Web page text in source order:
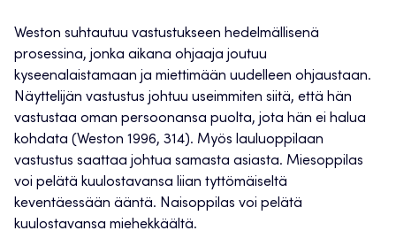
Weston suhtautuu vastustukseen hedelmällisenä
prosessina, jonka aikana ohjaaja joutuu
kyseenalaistamaan ja miettimään uudelleen ohjaustaan.
Näyttelijän vastustus johtuu useimmiten siitä, että hän
vastustaa oman persoonansa puolta, jota hän ei halua
kohdata (Weston 1996, 314). Myös lauluoppilaan
vastustus saattaa johtua samasta asiasta. Miesoppilas
voi pelätä kuulostavansa liian tyttömäiseltä
keventäessään ääntä. Naisoppilas voi pelätä
kuulostavansa miehekkäältä.